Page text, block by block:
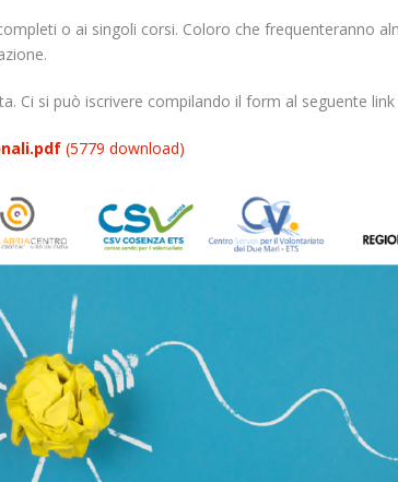
o ai singoli corsi. Coloro che frequenteranno
Ci si può iscrivere compilando il form al seguente link
(5779 download)